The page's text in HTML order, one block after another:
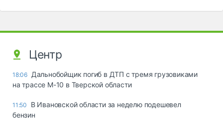
Центр
18:06 Дальнобойщик погиб в ДТП с тремя грузовиками
на трассе М-10 в Тверской области
11:50
В Ивановской области за неделю подешевел
бензин